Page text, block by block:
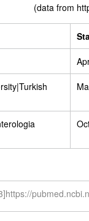
(data from